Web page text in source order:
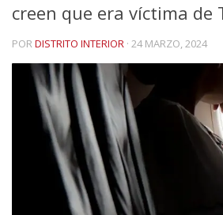
creen que era víctima de
PORDISTRITO INTERIOR · 24 MARZO, 2024